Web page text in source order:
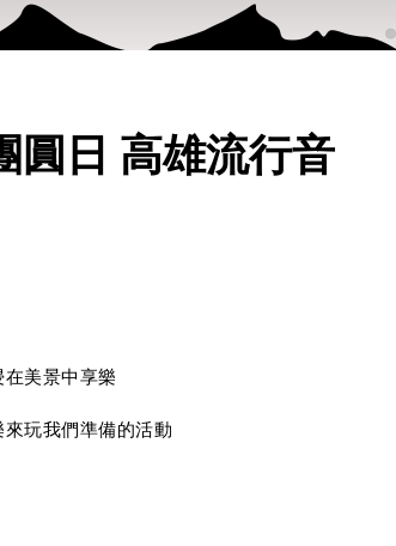
日 高雄流行音
美景中享樂
玩我們準備的活動